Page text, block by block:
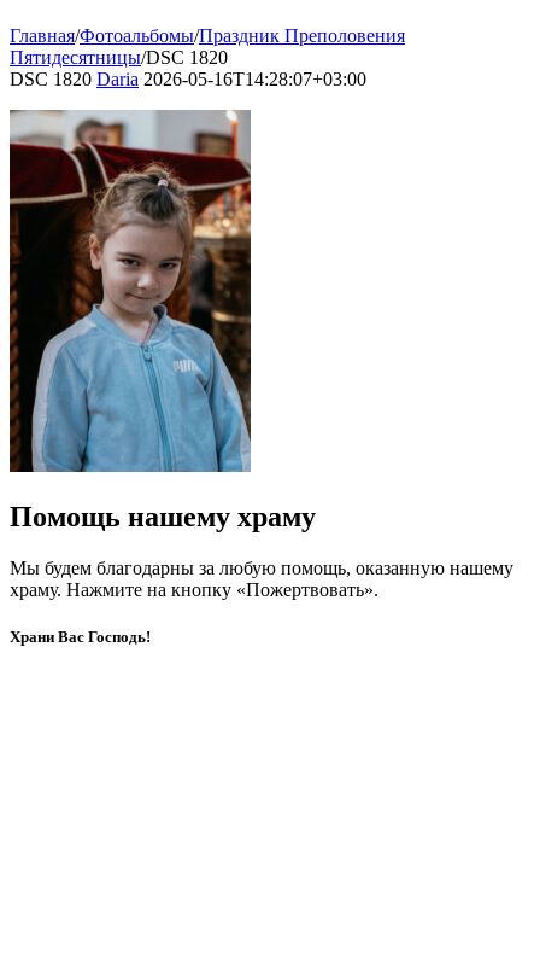
Главная/Фотоальбомы/Праздник Преполовения
Пятидесятницы/DSC 1820
DSC 1820 Daria 2026-05-16T14:28:07+03:00
Помощь нашему храму
Мы будем благодарны за любую помощь, оказанную нашему
храму. Нажмите на кнопку «Пожертвовать».
Храни Вас Господь!